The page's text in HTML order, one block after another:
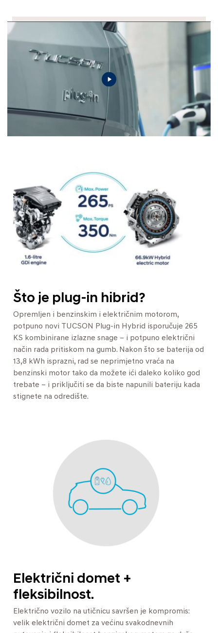
Što je plug-in hibrid?
Opremljen i benzinskim i električnim motorom,
potpuno novi TUCSON Plug-in Hybrid isporučuje 265
KS kombinirane izlazne snage – i potpuno električni
način rada pritiskom na gumb. Nakon što se baterija od
13,8 kWh isprazni, rad se neprimjetno vraća na
benzinski motor tako da možete ići daleko koliko god
trebate – i priključiti se da biste napunili bateriju kada
stignete na odredište.
Električni domet +
fleksibilnost.
Električno vozilo na utičnicu savršen je kompromis:
velik električni domet za većinu svakodnevnih